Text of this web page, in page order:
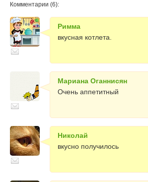
Комментарии (6):
Римма
вкусная котлета.
Мариана Оганнисян
Очень аппетитный
Николай
вкусно получилось